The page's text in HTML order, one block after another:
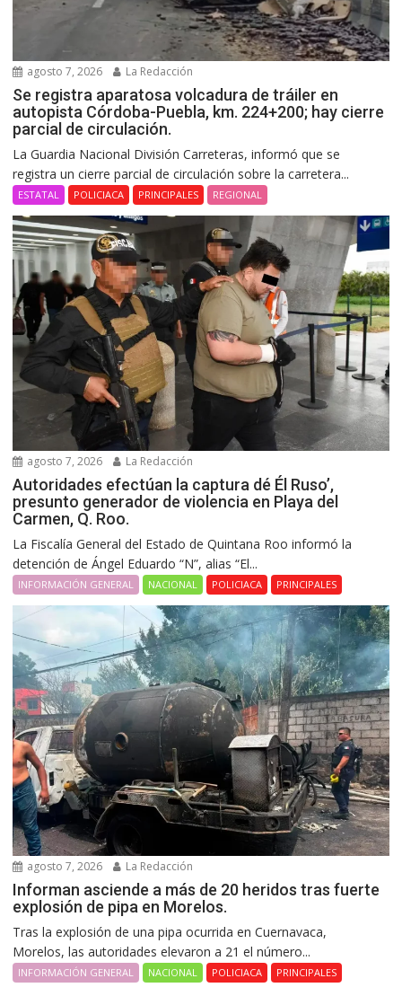
agosto 7, 2026 La Redacción
Se registra aparatosa volcadura de tráiler en
autopista Córdoba-Puebla, km. 224+200; hay cierre
parcial de circulación.
La Guardia Nacional División Carreteras, informó que se
registra un cierre parcial de circulación sobre la carretera...
ESTATAL POLICIACA PRINCIPALES REGIONAL
agosto 7, 2026 La Redacción
Autoridades efectúan la captura dé Él Ruso’,
presunto generador de violencia en Playa del
Carmen, Q. Roo.
La Fiscalía General del Estado de Quintana Roo informó la
detención de Ángel Eduardo “N”, alias “El...
INFORMACIÓN GENERAL NACIONAL POLICIACA PRINCIPALES
agosto 7, 2026 La Redacción
Informan asciende a más de 20 heridos tras fuerte
explosión de pipa en Morelos.
Tras la explosión de una pipa ocurrida en Cuernavaca,
Morelos, las autoridades elevaron a 21 el número...
INFORMACIÓN GENERAL NACIONAL POLICIACA PRINCIPALES